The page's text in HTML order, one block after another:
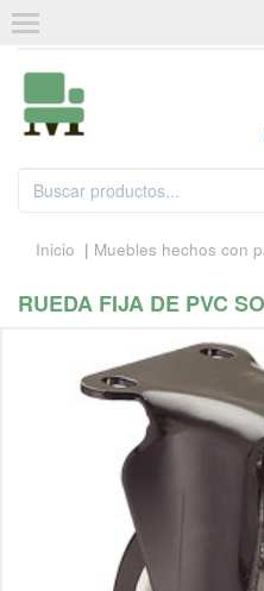
Inicio | Muebles hechos con
RUEDA FIJA DE PVC